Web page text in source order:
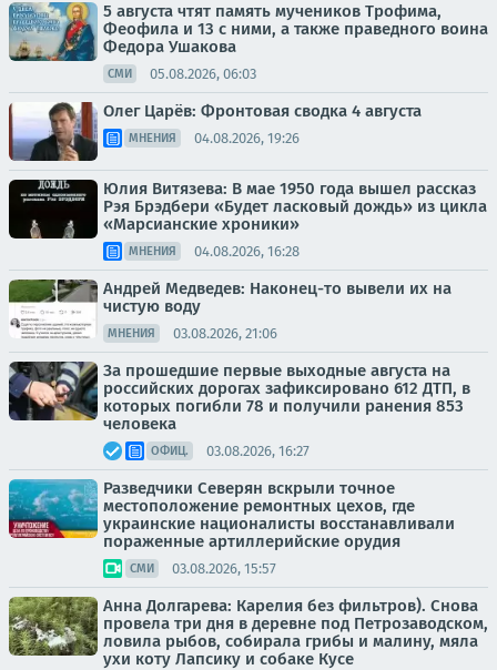
5 августа чтят память мучеников Трофима,
Феофила и 13 с ними, а также праведного воина
Федора Ушакова
СМИ 05.08.2026, 06:03
Олег Царёв: Фронтовая сводка 4 августа
МНЕНИЯ 04.08.2026, 19:26
Юлия Витязева: В мае 1950 года вышел рассказ
Рэя Брэдбери «Будет ласковый дождь» из цикла
«Марсианские хроники»
МНЕНИЯ 04.08.2026, 16:28
Андрей Медведев: Наконец-то вывели их на
чистую воду
МНЕНИЯ 03.08.2026, 21:06
За прошедшие первые выходные августа на
российских дорогах зафиксировано 612 ДТП, в
которых погибли 78 и получили ранения 853
человека
ОФИЦ. 03.08.2026, 16:27
Разведчики Северян вскрыли точное
местоположение ремонтных цехов, где
украинские националисты восстанавливали
пораженные артиллерийские орудия
СМИ 03.08.2026, 15:57
Анна Долгарева: Карелия без фильтров). Снова
провела три дня в деревне под Петрозаводском,
ловила рыбов, собирала грибы и малину, мяла
ухи коту Лапсику и собаке Кусе